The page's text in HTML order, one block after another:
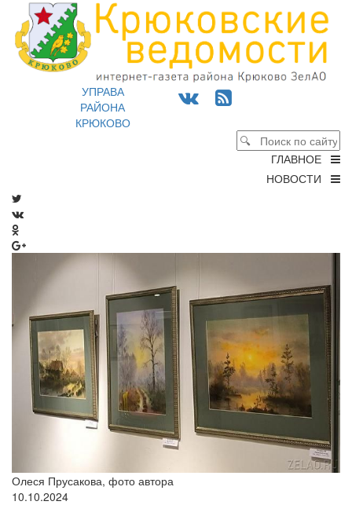
УПРАВА
РАЙОНА
КРЮКОВО
ГЛАВНОЕ
НОВОСТИ
Олеся Прусакова, фото автора
10.10.2024